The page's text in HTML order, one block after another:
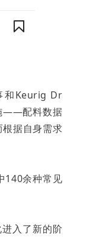
和Keurig Dr
——配料数据
据自身需求
140余种常见
入了新的阶